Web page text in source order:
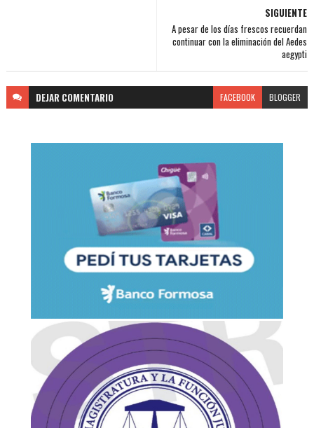
SIGUIENTE
A pesar de los días frescos recuerdan
continuar con la eliminación del Aedes
aegypti
DEJAR COMENTARIO FACEBOOK BLOGGER